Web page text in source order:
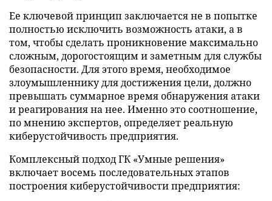
Ее ключевой принцип заключается не в попытке
полностью исключить возможность атаки, а в
том, чтобы сделать проникновение максимально
сложным, дорогостоящим и заметным для службы
безопасности. Для этого время, необходимое
злоумышленнику для достижения цели, должно
превышать суммарное время обнаружения атаки
и реагирования на нее. Именно это соотношение,
по мнению экспертов, определяет реальную
киберустойчивость предприятия.
Комплексный подход ГК «Умные решения»
включает восемь последовательных этапов
построения киберустойчивости предприятия: